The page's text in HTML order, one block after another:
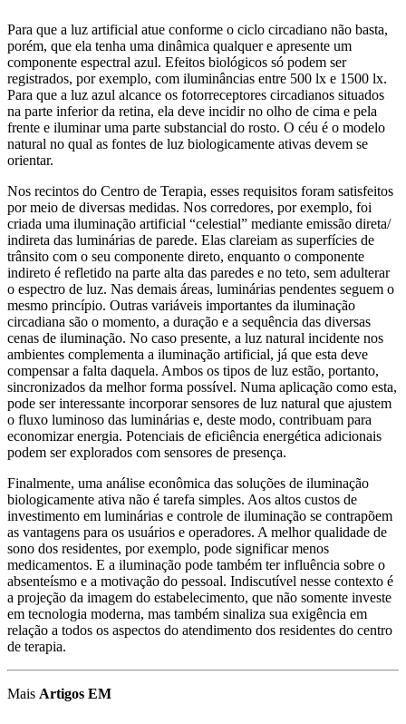
Para que a luz artificial atue conforme o ciclo circadiano não basta,
porém, que ela tenha uma dinâmica qualquer e apresente um
componente espectral azul. Efeitos biológicos só podem ser
registrados, por exemplo, com iluminâncias entre 500 lx e 1500 lx.
Para que a luz azul alcance os fotorreceptores circadianos situados
na parte inferior da retina, ela deve incidir no olho de cima e pela
frente e iluminar uma parte substancial do rosto. O céu é o modelo
natural no qual as fontes de luz biologicamente ativas devem se
orientar.
Nos recintos do Centro de Terapia, esses requisitos foram satisfeitos
por meio de diversas medidas. Nos corredores, por exemplo, foi
criada uma iluminação artificial “celestial” mediante emissão direta/
indireta das luminárias de parede. Elas clareiam as superfícies de
trânsito com o seu componente direto, enquanto o componente
indireto é refletido na parte alta das paredes e no teto, sem adulterar
o espectro de luz. Nas demais áreas, luminárias pendentes seguem o
mesmo princípio. Outras variáveis importantes da iluminação
circadiana são o momento, a duração e a sequência das diversas
cenas de iluminação. No caso presente, a luz natural incidente nos
ambientes complementa a iluminação artificial, já que esta deve
compensar a falta daquela. Ambos os tipos de luz estão, portanto,
sincronizados da melhor forma possível. Numa aplicação como esta,
pode ser interessante incorporar sensores de luz natural que ajustem
o fluxo luminoso das luminárias e, deste modo, contribuam para
economizar energia. Potenciais de eficiência energética adicionais
podem ser explorados com sensores de presença.
Finalmente, uma análise econômica das soluções de iluminação
biologicamente ativa não é tarefa simples. Aos altos custos de
investimento em luminárias e controle de iluminação se contrapõem
as vantagens para os usuários e operadores. A melhor qualidade de
sono dos residentes, por exemplo, pode significar menos
medicamentos. E a iluminação pode também ter influência sobre o
absenteísmo e a motivação do pessoal. Indiscutível nesse contexto é
a projeção da imagem do estabelecimento, que não somente investe
em tecnologia moderna, mas também sinaliza sua exigência em
relação a todos os aspectos do atendimento dos residentes do centro
de terapia.
Mais Artigos EM